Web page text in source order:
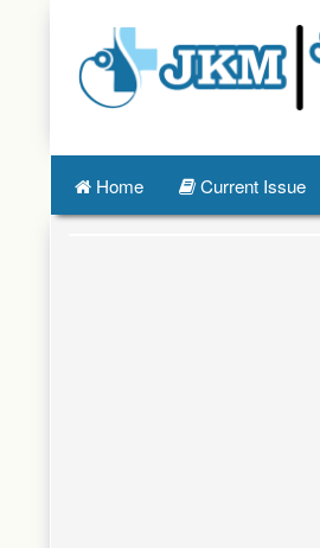
Navigation
Main
Content
Sidebar
Home Current Issue